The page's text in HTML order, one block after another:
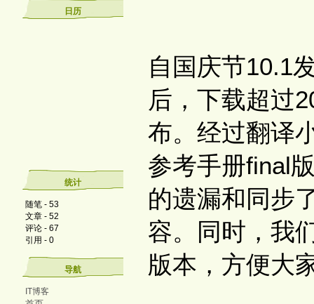
日历
统计
随笔 - 53
文章 - 52
评论 - 67
引用 - 0
导航
IT博客
自国庆节10.1
后，下载超过
布。经过翻译
参考手册final
的遗漏和同步
容。同时，我
版本，方便大